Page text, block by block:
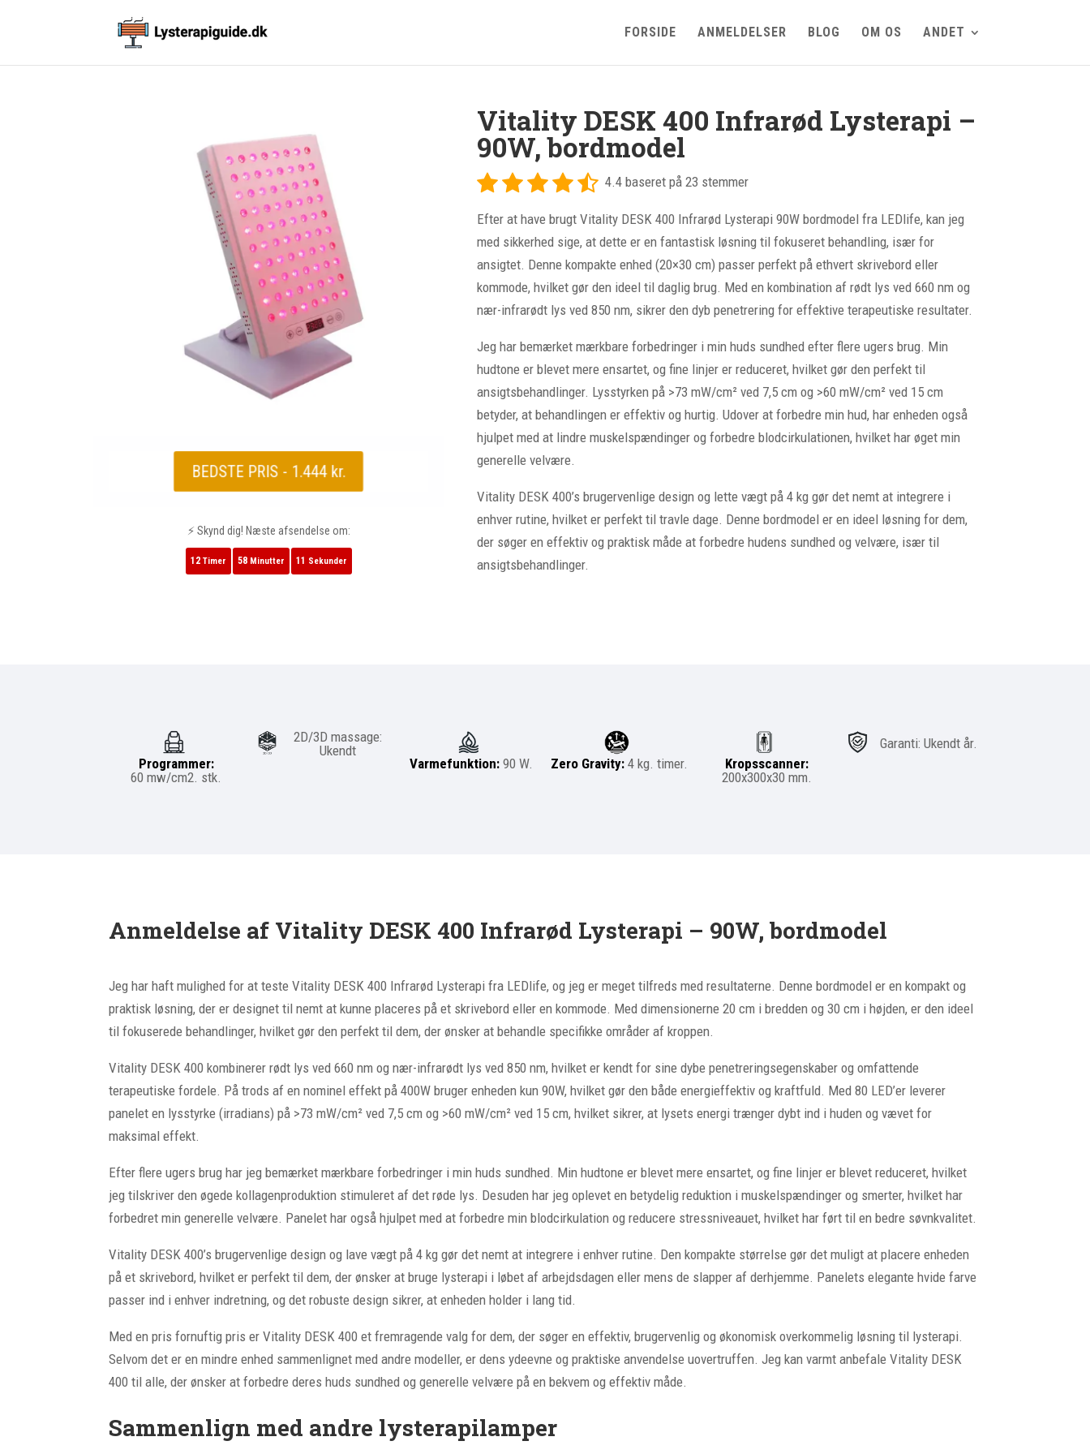
FORSIDE ANMELDELSER BLOG OM OS ANDET
BEDSTE PRIS - 1.444 kr.
⚡ Skynd dig! Næste afsendelse om:
12 Timer 58 Minutter 10 Sekunder
Vitality DESK 400 Infrarød Lysterapi –
90W, bordmodel
4.4 baseret på 23 stemmer
Efter at have brugt Vitality DESK 400 Infrarød Lysterapi 90W bordmodel fra LEDlife, kan jeg
med sikkerhed sige, at dette er en fantastisk løsning til fokuseret behandling, især for
ansigtet. Denne kompakte enhed (20×30 cm) passer perfekt på ethvert skrivebord eller
kommode, hvilket gør den ideel til daglig brug. Med en kombination af rødt lys ved 660 nm og
nær-infrarødt lys ved 850 nm, sikrer den dyb penetrering for effektive terapeutiske resultater.
Jeg har bemærket mærkbare forbedringer i min huds sundhed efter flere ugers brug. Min
hudtone er blevet mere ensartet, og fine linjer er reduceret, hvilket gør den perfekt til
ansigtsbehandlinger. Lysstyrken på >73 mW/cm² ved 7,5 cm og >60 mW/cm² ved 15 cm
betyder, at behandlingen er effektiv og hurtig. Udover at forbedre min hud, har enheden også
hjulpet med at lindre muskelspændinger og forbedre blodcirkulationen, hvilket har øget min
generelle velvære.
Vitality DESK 400’s brugervenlige design og lette vægt på 4 kg gør det nemt at integrere i
enhver rutine, hvilket er perfekt til travle dage. Denne bordmodel er en ideel løsning for dem,
der søger en effektiv og praktisk måde at forbedre hudens sundhed og velvære, især til
ansigtsbehandlinger.
Programmer:
60 mw/cm2. stk.
2D/3D massage:
Ukendt
Varmefunktion: 90 W. Zero Gravity: 4kg. timer.
Kropsscanner:
200x300x30 mm.
Garanti: Ukendt år.
Anmeldelse af Vitality DESK 400 Infrarød Lysterapi – 90W, bordmodel
Jeg har haft mulighed for at teste Vitality DESK 400 Infrarød Lysterapi fra LEDlife, og jeg er meget tilfreds med resultaterne. Denne bordmodel er en kompakt og
praktisk løsning, der er designet til nemt at kunne placeres på et skrivebord eller en kommode. Med dimensionerne 20 cm i bredden og 30 cm i højden, er den ideel
til fokuserede behandlinger, hvilket gør den perfekt til dem, der ønsker at behandle specifikke områder af kroppen.
Vitality DESK 400 kombinerer rødt lys ved 660 nm og nær-infrarødt lys ved 850 nm, hvilket er kendt for sine dybe penetreringsegenskaber og omfattende
terapeutiske fordele. På trods af en nominel effekt på 400W bruger enheden kun 90W, hvilket gør den både energieffektiv og kraftfuld. Med 80 LED’er leverer
panelet en lysstyrke (irradians) på >73 mW/cm² ved 7,5 cm og >60 mW/cm² ved 15 cm, hvilket sikrer, at lysets energi trænger dybt ind i huden og vævet for
maksimal effekt.
Efter flere ugers brug har jeg bemærket mærkbare forbedringer i min huds sundhed. Min hudtone er blevet mere ensartet, og fine linjer er blevet reduceret, hvilket
jeg tilskriver den øgede kollagenproduktion stimuleret af det røde lys. Desuden har jeg oplevet en betydelig reduktion i muskelspændinger og smerter, hvilket har
forbedret min generelle velvære. Panelet har også hjulpet med at forbedre min blodcirkulation og reducere stressniveauet, hvilket har ført til en bedre søvnkvalitet.
Vitality DESK 400’s brugervenlige design og lave vægt på 4 kg gør det nemt at integrere i enhver rutine. Den kompakte størrelse gør det muligt at placere enheden
på et skrivebord, hvilket er perfekt til dem, der ønsker at bruge lysterapi i løbet af arbejdsdagen eller mens de slapper af derhjemme. Panelets elegante hvide farve
passer ind i enhver indretning, og det robuste design sikrer, at enheden holder i lang tid.
Med en pris fornuftig pris er Vitality DESK 400 et fremragende valg for dem, der søger en effektiv, brugervenlig og økonomisk overkommelig løsning til lysterapi.
Selvom det er en mindre enhed sammenlignet med andre modeller, er dens ydeevne og praktiske anvendelse uovertruffen. Jeg kan varmt anbefale Vitality DESK
400 til alle, der ønsker at forbedre deres huds sundhed og generelle velvære på en bekvem og effektiv måde.
Sammenlign med andre lysterapilamper